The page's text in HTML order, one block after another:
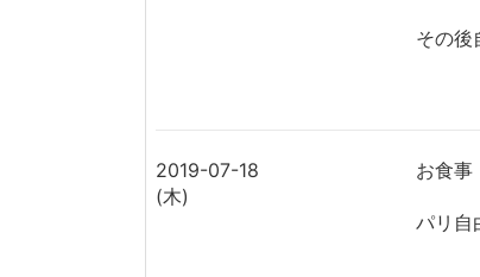
その後
2019-07-18
(木)
お食
パリ自